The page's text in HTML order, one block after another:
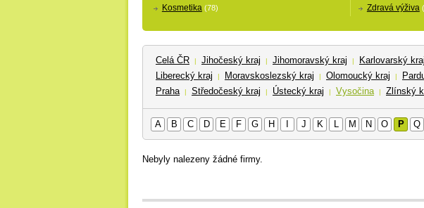
Kosmetika (78) Zdravá výživa
Celá ČR | Jihočeský kraj | Jihomoravský kraj | Karlovarský kraj
Liberecký kraj | Moravskoslezský kraj | Olomoucký kraj |
Praha | Středočeský kraj | Ústecký kraj | Vysočina | Zlínský
A B C D E F G H J K M N O P Q
Nebyly nalezeny žádné firmy.